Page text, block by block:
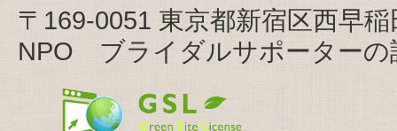
〒169-0051 東京都新宿区西早
NPO ブライダルサポーターの